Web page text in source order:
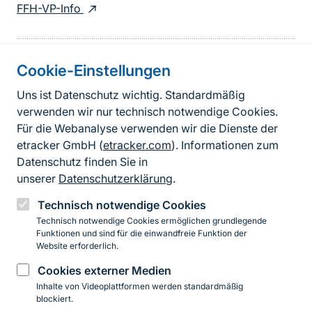
Cookie-Einstellungen
Uns ist Datenschutz wichtig. Standardmäßig
verwenden wir nur technisch notwendige Cookies.
Für die Webanalyse verwenden wir die Dienste der
etracker GmbH (etracker.com). Informationen zum
Datenschutz finden Sie in
unserer Datenschutzerklärung.
Technisch notwendige Cookies
Technisch notwendige Cookies ermöglichen grundlegende
Funktionen und sind für die einwandfreie Funktion der
Website erforderlich.
Cookies externer Medien
Inhalte von Videoplattformen werden standardmäßig
blockiert.
FFH-VP-Info
Informationen zur Seite
FußzeileKontakt zum BfN
Kontaktformular
Erklärung zur Barrierefreiheit
Impressum
Datenschutz
InstagramFacebookYouTubeLinkedIn